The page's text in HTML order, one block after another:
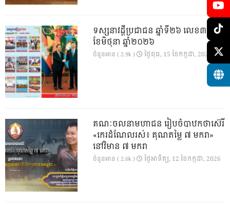
ទស្សនាវដ្ដីប្រជាជន ឆ្នាំទី២៦ លេខ៣០១
ខែមិថុនា ឆ្នាំ២០២៦
ចំនួនអាន ( 2.9k ) ថ្ងៃ​ពុធ, 15 ខែ​កក្កដា, 2026
គណៈចលនាមហាជន រៀបចំបាឋកថាស៊េរី
«កេរដំណែលរស់៖ គុណតម្លៃ ៧ មករា»
នៅវិមាន ៧ មករា
ចំនួនអាន ( 2.6k ) ថ្ងៃ​អាទិត្យ, 12 ខែ​កក្កដា, 2026